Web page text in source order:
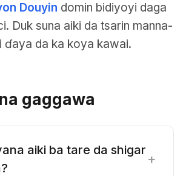
Douyin domin bidiyoyi daga
Duk suna aiki da tsarin manna-
ɗaya da ka koya kawai.
gaggawa
aiki ba tare da shigar
+